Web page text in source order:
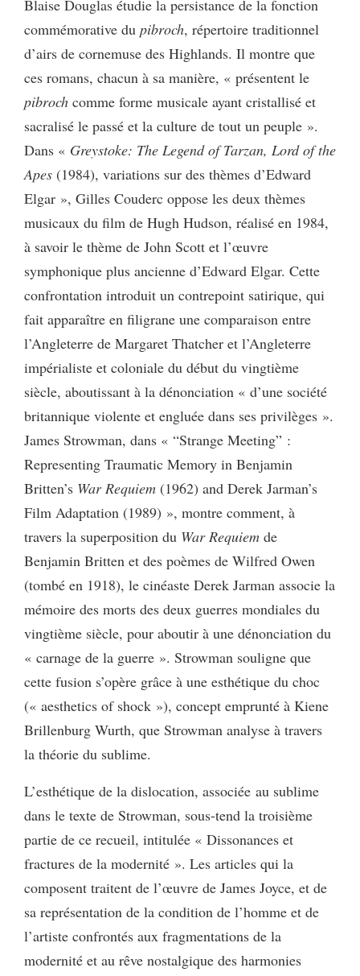
Blaise Douglas étudie la persistance de la fonction
commémorative du pibroch, répertoire traditionnel
d’airs de cornemuse des Highlands. Il montre que
ces romans, chacun à sa manière, « présentent le
pibroch comme forme musicale ayant cristallisé et
sacralisé le passé et la culture de tout un peuple ».
Dans « Greystoke: The Legend of Tarzan, Lord of the
Apes (1984), variations sur des thèmes d’Edward
Elgar », Gilles Couderc oppose les deux thèmes
musicaux du film de Hugh Hudson, réalisé en 1984,
à savoir le thème de John Scott et l’œuvre
symphonique plus ancienne d’Edward Elgar. Cette
confrontation introduit un contrepoint satirique, qui
fait apparaître en filigrane une comparaison entre
l’Angleterre de Margaret Thatcher et l’Angleterre
impérialiste et coloniale du début du vingtième
siècle, aboutissant à la dénonciation « d’une société
britannique violente et engluée dans ses privilèges ».
James Strowman, dans « “Strange Meeting” :
Representing Traumatic Memory in Benjamin
Britten’s War Requiem (1962) and Derek Jarman’s
Film Adaptation (1989) », montre comment, à
travers la superposition du War Requiem de
Benjamin Britten et des poèmes de Wilfred Owen
(tombé en 1918), le cinéaste Derek Jarman associe la
mémoire des morts des deux guerres mondiales du
vingtième siècle, pour aboutir à une dénonciation du
« carnage de la guerre ». Strowman souligne que
cette fusion s’opère grâce à une esthétique du choc
(« aesthetics of shock »), concept emprunté à Kiene
Brillenburg Wurth, que Strowman analyse à travers
la théorie du sublime.
L’esthétique de la dislocation, associée au sublime
dans le texte de Strowman, sous-tend la troisième
partie de ce recueil, intitulée « Dissonances et
fractures de la modernité ». Les articles qui la
composent traitent de l’œuvre de James Joyce, et de
sa représentation de la condition de l’homme et de
l’artiste confrontés aux fragmentations de la
modernité et au rêve nostalgique des harmonies